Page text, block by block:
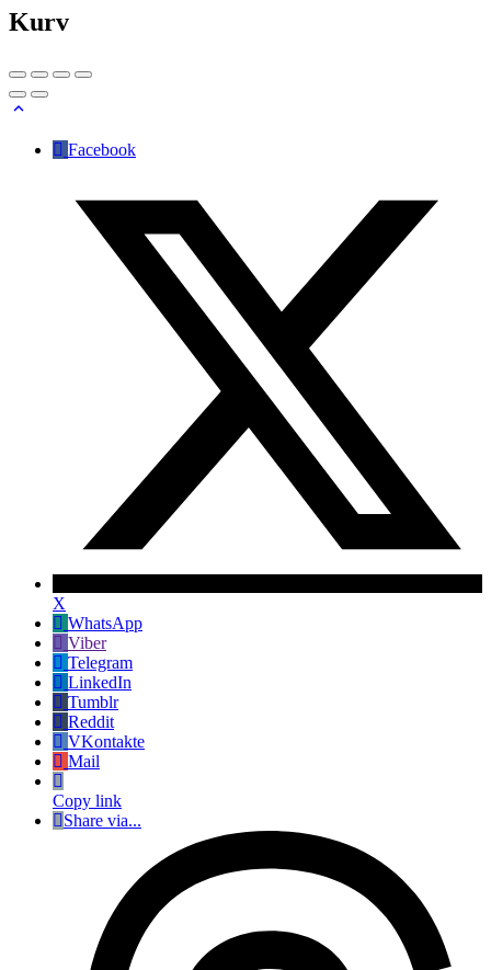
Kurv
Facebook
X
WhatsApp
Viber
Telegram
LinkedIn
Tumblr
Reddit
VKontakte
Mail
Copy link
Share via...